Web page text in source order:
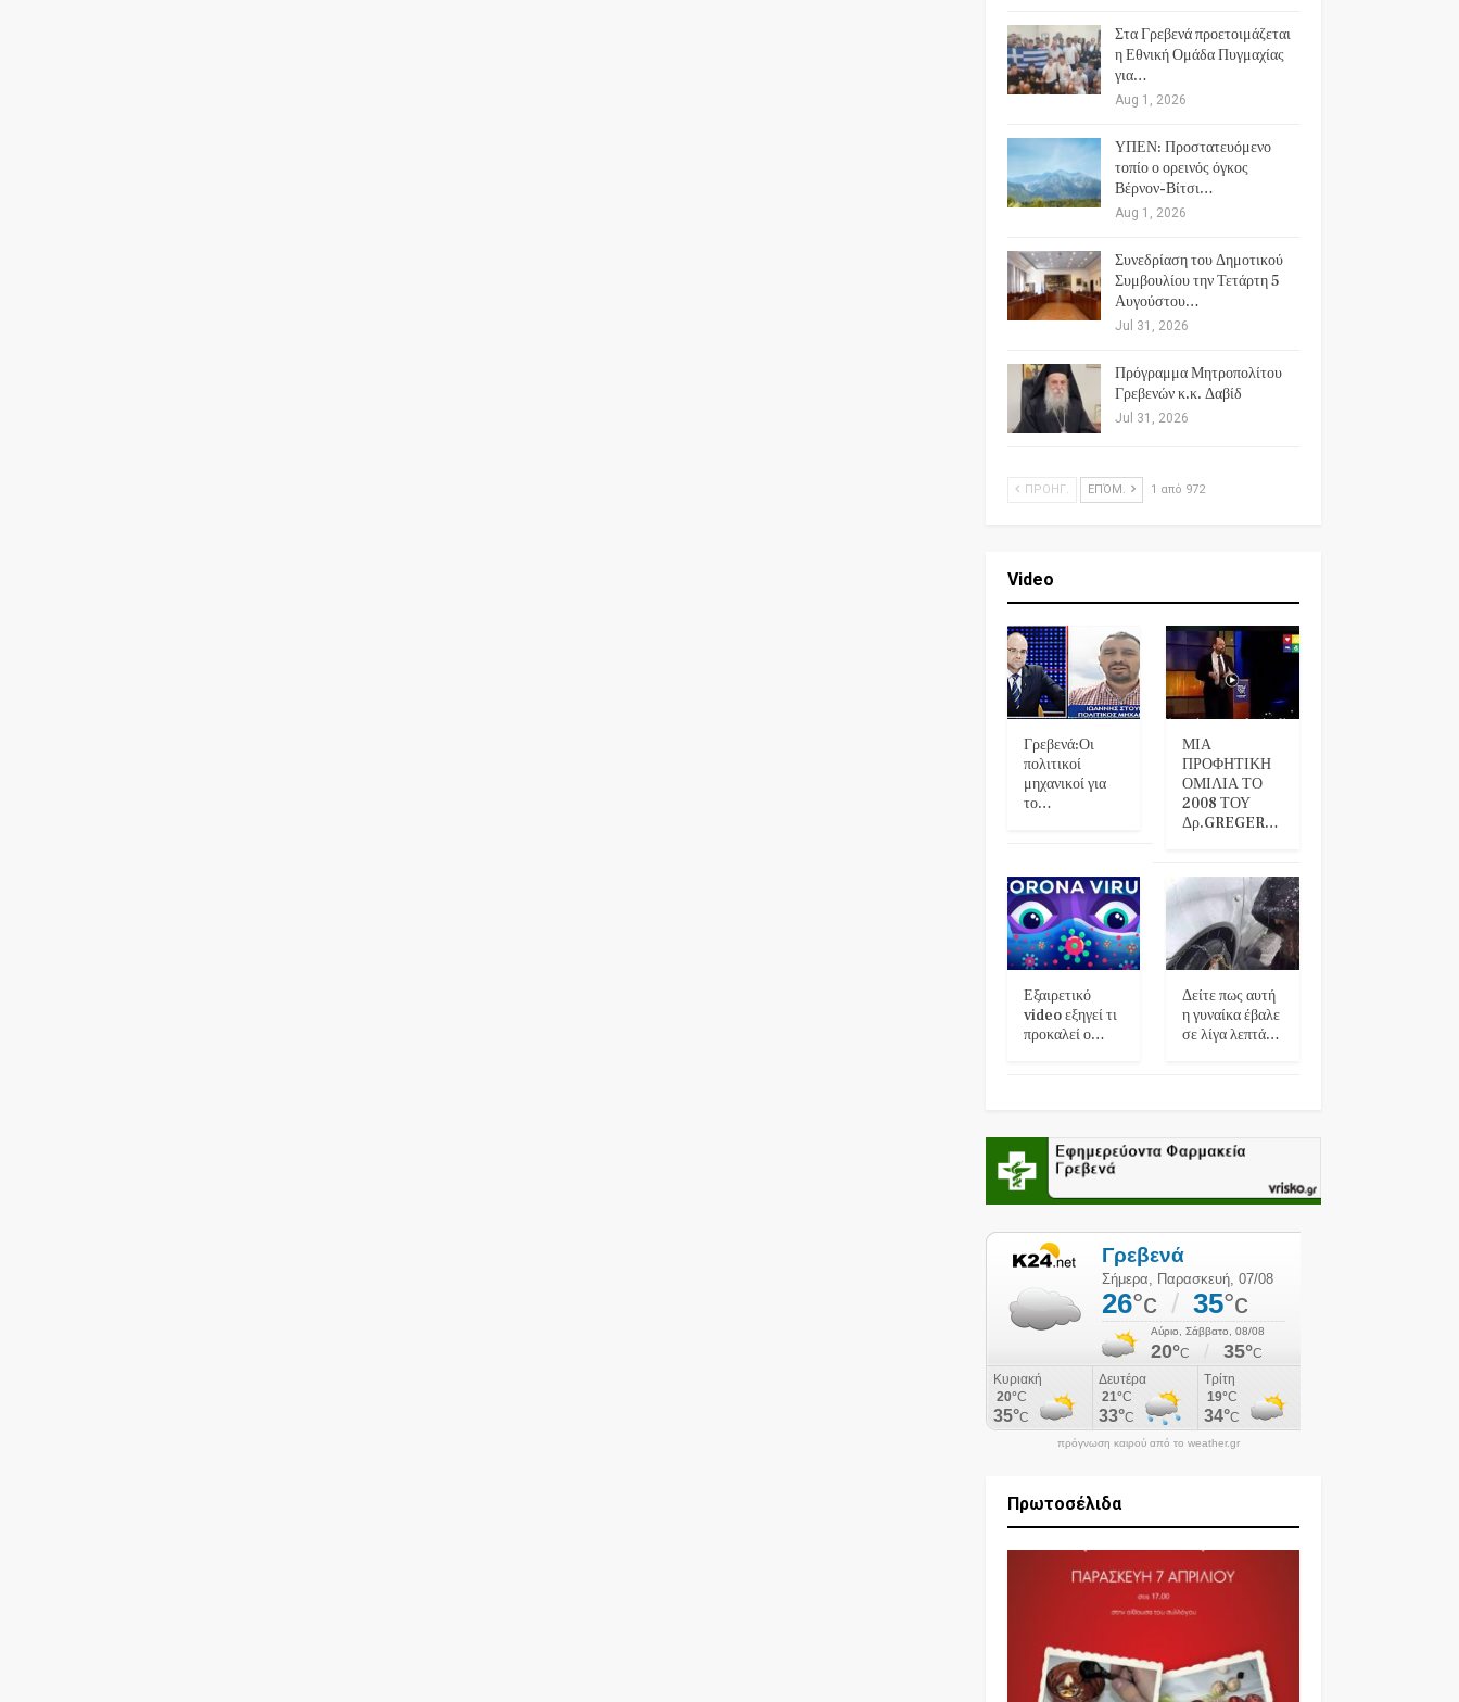
Στα Γρεβενά προετοιμάζεται
η Εθνική Ομάδα Πυγμαχίας
για…
Aug 1, 2026
ΥΠΕΝ: Προστατευόμενο
τοπίο ο ορεινός όγκος
Βέρνον-Βίτσι…
Aug 1, 2026
Συνεδρίαση του Δημοτικού
Συμβουλίου την Τετάρτη 5
Αυγούστου…
Jul 31, 2026
Πρόγραμμα Μητροπολίτου
Γρεβενών κ.κ. Δαβίδ
Jul 31, 2026
ΠΡΟΗΓ. ΕΠΌΜ. 1 από 972
Video
Γρεβενά:Οι
πολιτικοί
μηχανικοί για
το…
ΜΙΑ
ΠΡΟΦΗΤΙΚΗ
ΟΜΙΛΙΑ ΤΟ
2008 ΤΟΥ
Δρ.GREGER…
Εξαιρετικό
video εξηγεί τι
προκαλεί ο…
Δείτε πως αυτή
η γυναίκα έβαλε
σε λίγα λεπτά…
πρόγνωση καιρού από το weather.gr
Πρωτοσέλιδα